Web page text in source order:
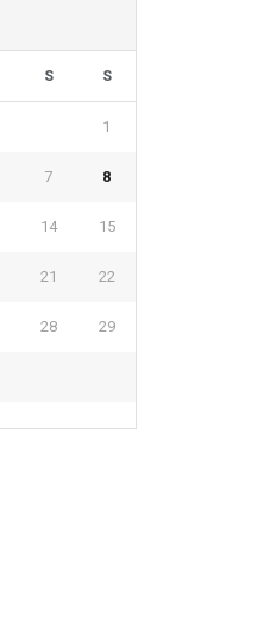
S S
1
7 8
14 15
21 22
28 29